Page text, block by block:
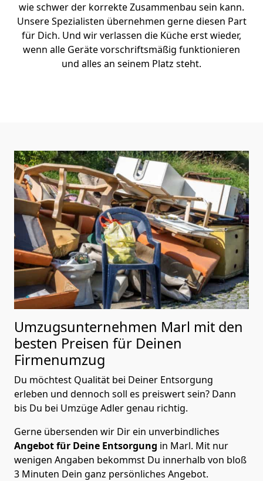
wie schwer der korrekte Zusammenbau sein kann.
Unsere Spezialisten übernehmen gerne diesen Part
für Dich. Und wir verlassen die Küche erst wieder,
wenn alle Geräte vorschriftsmäßig funktionieren
und alles an seinem Platz steht.
Umzugsunternehmen Marl mit den
besten Preisen für Deinen
Firmenumzug
Du möchtest Qualität bei Deiner Entsorgung
erleben und dennoch soll es preiswert sein? Dann
bis Du bei Umzüge Adler genau richtig.
Gerne übersenden wir Dir ein unverbindliches
Angebot für Deine Entsorgung in Marl. Mit nur
wenigen Angaben bekommst Du innerhalb von bloß
3 Minuten Dein ganz persönliches Angebot.